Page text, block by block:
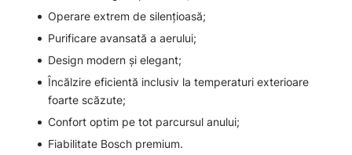
Operare extrem de silențioasă;
Purificare avansată a aerului;
Design modern și elegant;
Încălzire eficientă inclusiv la temperaturi exterioare
foarte scăzute;
Confort optim pe tot parcursul anului;
Fiabilitate Bosch premium.